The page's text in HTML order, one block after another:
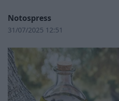
Notospress
31/07/2025 12:51